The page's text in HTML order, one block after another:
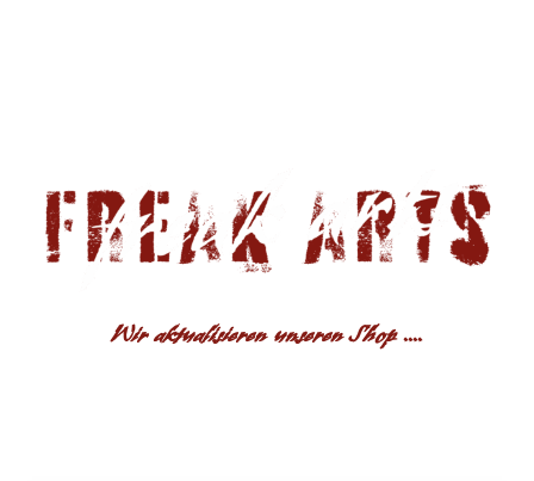
Wir aktualisieren unseren Shop ....